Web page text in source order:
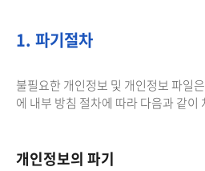
1. 파기절차
불필요한 개인정보 및 개인정보 파일
에 내부 방침 절차에 따라 다음과 같이
개인정보의 파기